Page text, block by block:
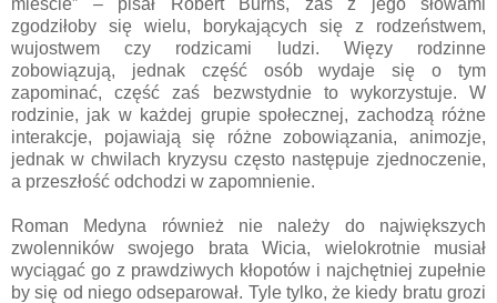
zgodziłoby się wielu, borykających się z rodzeństwem,
wujostwem czy rodzicami ludzi. Więzy rodzinne
zobowiązują, jednak część osób wydaje się o tym
zapominać, część zaś bezwstydnie to wykorzystuje. W
rodzinie, jak w każdej grupie społecznej, zachodzą różne
interakcje, pojawiają się różne zobowiązania, animozje,
jednak w chwilach kryzysu często następuje zjednoczenie,
a przeszłość odchodzi w zapomnienie.
Roman Medyna również nie należy do największych
zwolenników swojego brata Wicia, wielokrotnie musiał
wyciągać go z prawdziwych kłopotów i najchętniej zupełnie
by się od niego odseparował. Tyle tylko, że kiedy bratu grozi